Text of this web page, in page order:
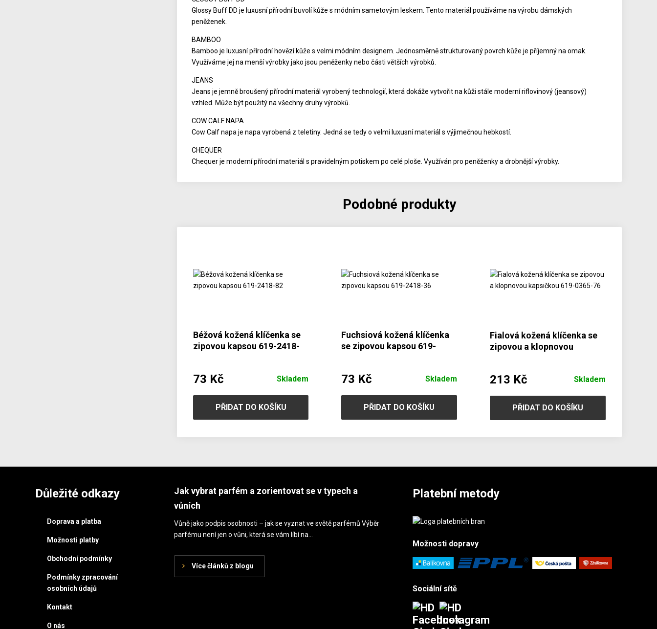
Glossy Buff DD je luxusní přírodní buvolí kůže s módním sametovým leskem. Tento materiál používáme na výrobu dámských
peněženek.
BAMBOO
Bamboo je luxusní přírodní hovězí kůže s velmi módním designem. Jednosměrně strukturovaný povrch kůže je příjemný na omak.
Využíváme jej na menší výrobky jako jsou peněženky nebo části větších výrobků.
JEANS
Jeans je jemně broušený přírodní materiál vyrobený technologií, která dokáže vytvořit na kůži stále moderní riflovinový (jeansový)
vzhled. Může být použitý na všechny druhy výrobků.
COW CALF NAPA
Cow Calf napa je napa vyrobená z teletiny. Jedná se tedy o velmi luxusní materiál s výjimečnou hebkostí.
CHEQUER
Chequer je moderní přírodní materiál s pravidelným potiskem po celé ploše. Využíván pro peněženky a drobnější výrobky.
Podobné produkty
Béžová kožená klíčenka se
zipovou kapsou 619-2418-
73 Kč Skladem
PŘIDAT DO KOŠÍKU
Fuchsiová kožená klíčenka
se zipovou kapsou 619-
73 Kč Skladem
PŘIDAT DO KOŠÍKU
Fialová kožená klíčenka se
zipovou a klopnovou
213 Kč Skladem
PŘIDAT DO KOŠÍKU
Důležité odkazy
Doprava a platba
Možnosti platby
Obchodní podmínky
Podmínky zpracování
osobních údajů
Kontakt
O nás
Jak vybrat parfém a zorientovat se v typech a
vůních
Vůně jako podpis osobnosti – jak se vyznat ve světě parfémů Výběr
parfému není jen o vůni, která se vám líbí na…
Více článků z blogu
Platební metody
Možnostidopravy
Sociální sítě